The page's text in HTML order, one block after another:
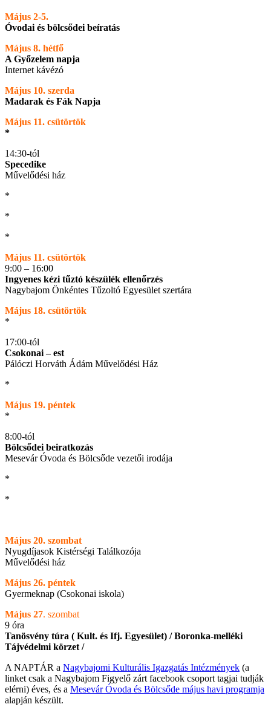
Május 2-5.
Óvodai és bölcsődei beíratás
Május 8. hétfő
A Győzelem napja
Internet kávézó
Május 10. szerda
Madarak és Fák Napja
Május 11. csütörtök
*
14:30-tól
Specedike
Művelődési ház
*
*
*
Május 11. csütörtök
9:00 – 16:00
Ingyenes kézi tűztó készülék ellenőrzés
Nagybajom Önkéntes Tűzoltó Egyesület szertára
Május 18. csütörtök
*
17:00-tól
Csokonai – est
Pálóczi Horváth Ádám Művelődési Ház
*
Május 19. péntek
*
8:00-tól
Bölcsődei beiratkozás
Mesevár Óvoda és Bölcsőde vezetői irodája
*
*
Május 20. szombat
Nyugdíjasok Kistérségi Találkozója
Művelődési ház
Május 26. péntek
Gyermeknap (Csokonai iskola)
Május 27. szombat
9 óra
Tanösvény túra ( Kult. és Ifj. Egyesület) / Boronka-melléki
Tájvédelmi körzet /
A NAPTÁR a Nagybajomi Kulturális Igazgatás Intézmények (a
linket csak a Nagybajom Figyelő zárt facebook csoport tagjai tudják
elérni) éves, és a Mesevár Óvoda és Bölcsőde május havi programja
alapján készült.